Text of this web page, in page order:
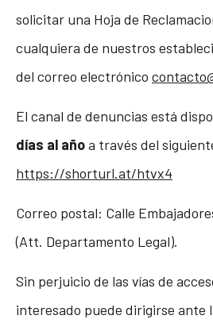
solicitar una Hoja de
cualquiera de nuestros
del correo electrónico
El canal de denuncias está
días al añoa través del
https://shorturl.at/htvx4
Correo postal: Calle
(Att. Departamento Legal).
Sin perjuicio de las vías de
interesado puede dirigirse ante